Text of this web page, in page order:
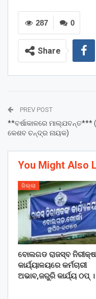
0
287
Share
PREV POST
**ବର୍ଷାକାଳରେ ମାଲ୍ଯବନ୍ତ***
କେଶବ ଚନ୍ଦ୍ର ନାୟକ)
You Might Also
ଜିଲ୍ଲା
ବୋଲଗଡ ରାଜସ୍ବ
କାର୍ଯ୍ୟାଳୟରେ କର୍ମଚାରୀ
ଅଭାବ,ଜରୁରି କାର୍ଯ୍ୟ ଠପ୍ ।